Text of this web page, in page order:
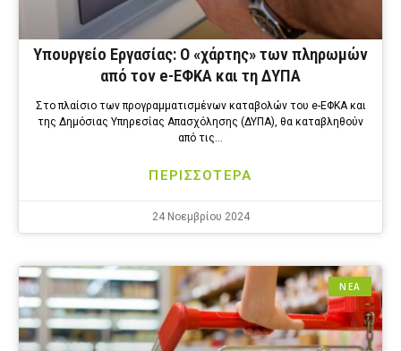
Υπουργείο Εργασίας: Ο «χάρτης» των πληρωμών
από τον e-ΕΦΚΑ και τη ΔΥΠΑ
Στο πλαίσιο των προγραμματισμένων καταβολών του e-ΕΦΚΑ και
της Δημόσιας Υπηρεσίας Απασχόλησης (ΔΥΠΑ), θα καταβληθούν
από τις…
ΠΕΡΙΣΣΟΤΕΡΑ
24 Νοεμβρίου 2024
ΝΕΑ